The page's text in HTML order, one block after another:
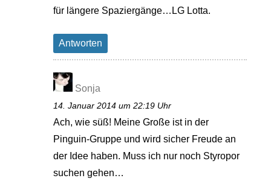
für längere Spaziergänge…LG Lotta.
Antworten
Sonja
14. Januar 2014 um 22:19 Uhr
Ach, wie süß! Meine Große ist in der
Pinguin-Gruppe und wird sicher Freude an
der Idee haben. Muss ich nur noch Styropor
suchen gehen…